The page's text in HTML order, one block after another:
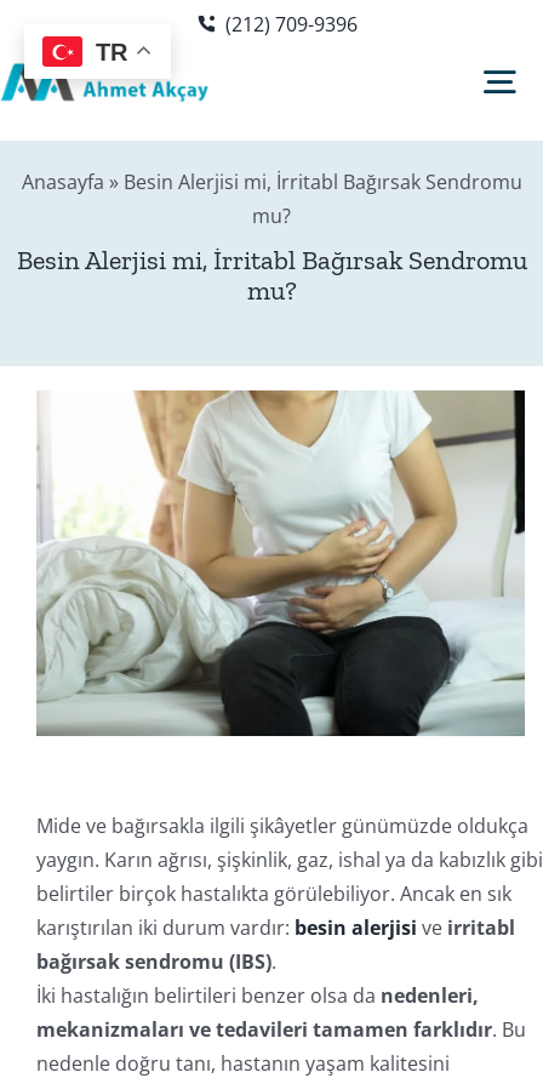
content
(212) 709-9396
Hakkımda
Sağlık Rehberi
Blog
Editör
İletişim
Online İşlemler
Anasayfa » Besin Alerjisi mi, İrritabl Bağırsak Sendromu
mu?
Besin Alerjisi mi, İrritabl Bağırsak Sendromu
mu?
Mide ve bağırsakla ilgili şikâyetler günümüzde oldukça
yaygın. Karın ağrısı, şişkinlik, gaz, ishal ya da kabızlık gibi
belirtiler birçok hastalıkta görülebiliyor. Ancak en sık
karıştırılan iki durum vardır: besin alerjisi ve irritabl
bağırsak sendromu (IBS).
İki hastalığın belirtileri benzer olsa da nedenleri,
mekanizmaları ve tedavileri tamamen farklıdır. Bu
nedenle doğru tanı, hastanın yaşam kalitesini
TR